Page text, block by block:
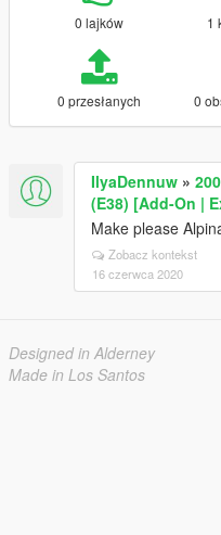
0 lajków 1
0 przesłanych 0
IlyaDennuw »
(E38) [Add-On |
Make please
Zobacz kontekst
16 czerwca 2020
Designed in Alderney
Made in Los Santos